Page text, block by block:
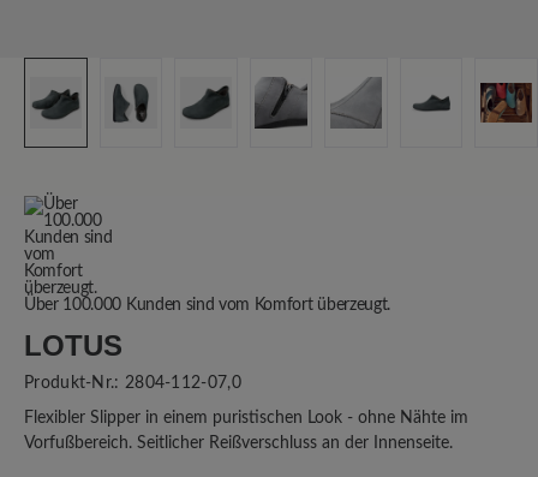
Über 100.000 Kunden sind vom Komfort überzeugt.
LOTUS
Produkt-Nr.: 2804-112-07,0
Flexibler Slipper in einem puristischen Look - ohne Nähte im
Vorfußbereich. Seitlicher Reißverschluss an der Innenseite.